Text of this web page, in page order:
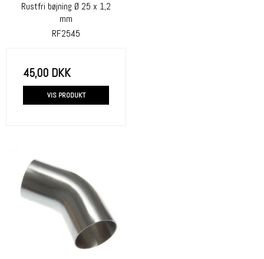
Rustfri bøjning Ø 25 x 1,2
mm
RF2545
45,00 DKK
VIS PRODUKT